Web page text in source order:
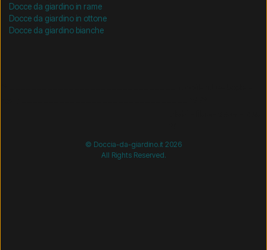
Docce da giardino in rame
Docce da giardino in ottone
Docce da giardino bianche
© Doccia-da-giardino.it 2026
All Rights Reserved.